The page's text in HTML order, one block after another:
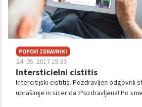
normalen način življenja. Zagotovo imate
upam, da mi boste lahko odgovorili na
vam lepo zahvaljujem in vas lepo
POPOVI ZDRAVNIKI
24. 05. 2017 15.33
Intersticielni cistitis
Intercitijski cistitis. Pozdravljen odgovrili
uprašanje in sicer da :Pozdravljena! Po